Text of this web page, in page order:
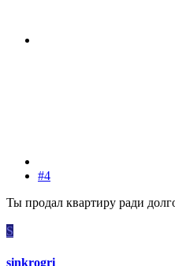
#4
Ты продал квартиру ради
S
sinkrogri